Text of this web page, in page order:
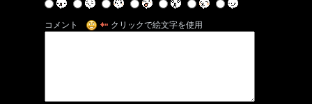
コメント クリックで絵文字を使用